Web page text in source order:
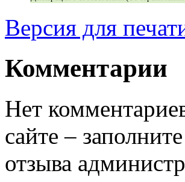
Версия для
Комментарии
Нет
сайте –
отзыва